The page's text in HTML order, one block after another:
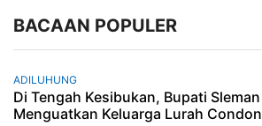
BACAAN POPULER
ADILUHUNG
Di Tengah Kesibukan, Bupati
Menguatkan Keluarga Lurah